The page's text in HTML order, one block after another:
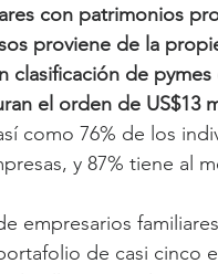
con patrimonios
proviene de la
clasificación de pymes
el orden de US$13
como 76% de los
y 87% tiene al
empresarios
de casi cinco